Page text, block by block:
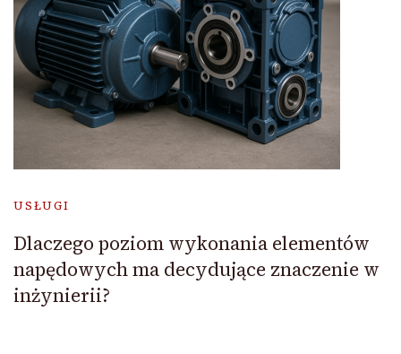
USŁUGI
Dlaczego poziom wykonania elementów
napędowych ma decydujące znaczenie w
inżynierii?